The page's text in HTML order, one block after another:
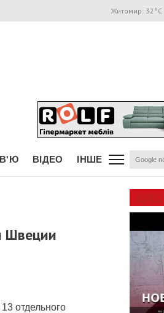
Житомир: 32 °C
ВІДЕО ІНШЕ
Швеции
отдельного
ВІДЕО